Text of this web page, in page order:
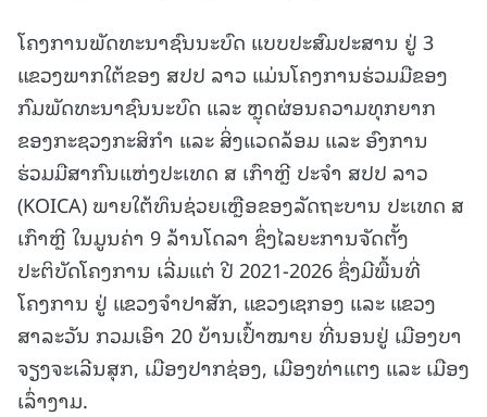
ໂຄງການພັດທະນາຊົນນະບົດ ແບບປະສົມປະສານ ຢູ່ 3
ແຂວງພາກໃຕ້ຂອງ ສປປ ລາວ ແມ່ນໂຄງການຮ່ວມມືຂອງ
ກົມພັດທະນາຊົນນະບົດ ແລະ ຫຼຸດຜ່ອນຄວາມທຸກຍາກ
ຂອງກະຊວງກະສິກໍາ ແລະ ສິ່ງແວດລ້ອມ ແລະ ອົງການ
ຮ່ວມມືສາກົນແຫ່ງປະເທດ ສ ເກົາຫຼີ ປະຈໍາ ສປປ ລາວ
(KOICA) ພາຍໃຕ້ທຶນຊ່ວຍເຫຼືອຂອງລັດຖະບານ ປະເທດ ສ
ເກົາຫຼີ ໃນມູນຄ່າ 9 ລ້ານໂດລາ ຊຶ່ງໄລຍະການຈັດຕັ້ງ
ປະຕິບັດໂຄງການ ເລີ່ມແຕ່ ປີ 2021-2026 ຊຶ່ງມີພື້ນທີ່
ໂຄງການ ຢູ່ ແຂວງຈໍາປາສັກ, ແຂວງເຊກອງ ແລະ ແຂວງ
ສາລະວັນ ກວມເອົາ 20 ບ້ານເປົ້າໝາຍ ທີ່ນອນຢູ່ ເມືອງບາ
ຈຽງຈະເລີນສຸກ, ເມືອງປາກຊ່ອງ, ເມືອງທ່າແຕງ ແລະ ເມືອງ
ເລົ່າງາມ.